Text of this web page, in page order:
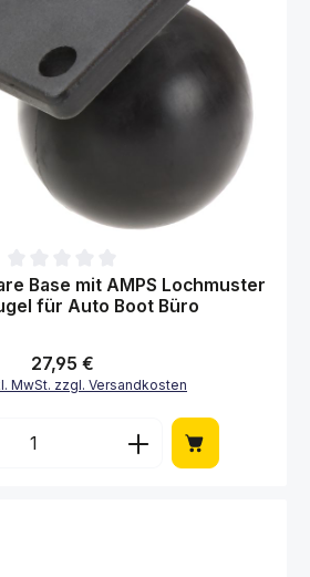
von 0 von 5 Sternen
Base mit AMPS Lochmuster
für Auto Boot Büro
Regulärer Preis:
27,95 €
MwSt. zzgl. Versandkosten
Gib den gewünschten